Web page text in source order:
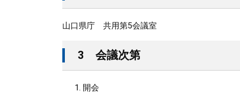
山口県庁 共用第5会議室
3 会議次第
開会